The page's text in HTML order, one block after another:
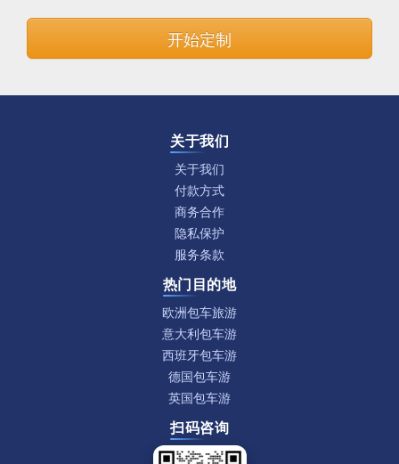
开始定制
关于我们
关于我们
付款方式
商务合作
隐私保护
服务条款
热门目的地
欧洲包车旅游
意大利包车游
西班牙包车游
德国包车游
英国包车游
扫码咨询